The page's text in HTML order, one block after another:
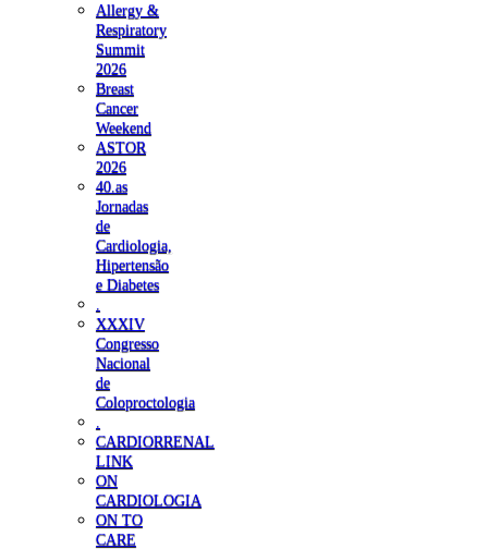
Allergy &
Respiratory
Summit
2026
Breast
Cancer
Weekend
ASTOR
2026
40.as
Jornadas
de
Cardiologia,
Hipertensão
e Diabetes
XXXIV
Congresso
Nacional
de
Coloproctologia
CARDIORRENAL
LINK
ON
CARDIOLOGIA
ON TO
CARE